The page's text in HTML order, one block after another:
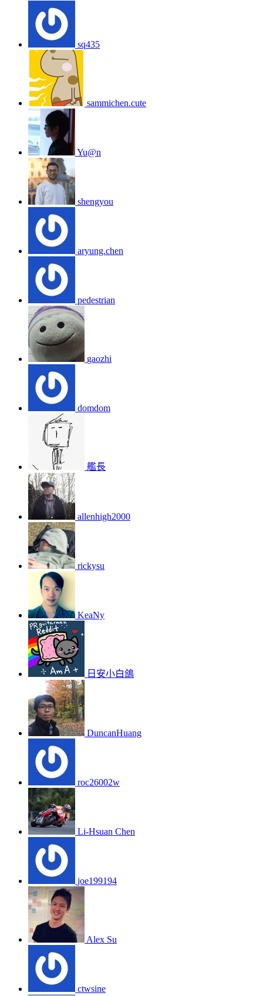
sq435
sammichen.cute
Yu@n
shengyou
aryung.chen
pedestrian
gaozhi
domdom
艦長
allenhigh2000
rickysu
KeaNy
日安小白鴿
DuncanHuang
roc26002w
Li-Hsuan Chen
joe199194
Alex Su
ctwsine